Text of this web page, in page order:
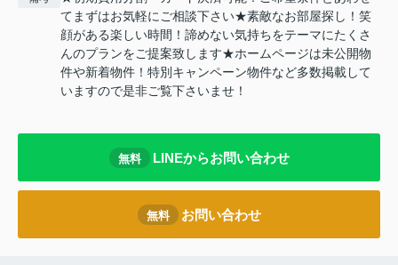
てまずはお気軽にご相談下さい★素敵なお部屋探し！笑
顔がある楽しい時間！諦めない気持ちをテーマにたくさ
んのプランをご提案致します★ホームページは未公開物
件や新着物件！特別キャンペーン物件など多数掲載して
いますので是非ご覧下さいませ！
無料 LINEからお問い合わせ
無料 お問い合わせ